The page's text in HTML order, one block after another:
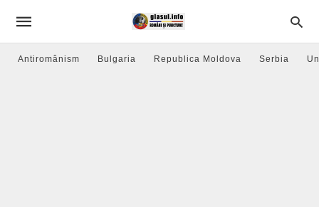
Antiromânism Bulgaria Republica Moldova Serbia